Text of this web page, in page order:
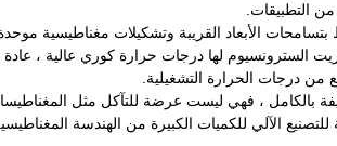
التطبيقات.
الأبعاد القريبة وتشكيلات مغناطيسية موحدة
درجات الحرارة التشغيلية.
بالكامل ، فهي ليست عرضة للتآكل مثل
الآلي للكميات الكبيرة من الهندسة